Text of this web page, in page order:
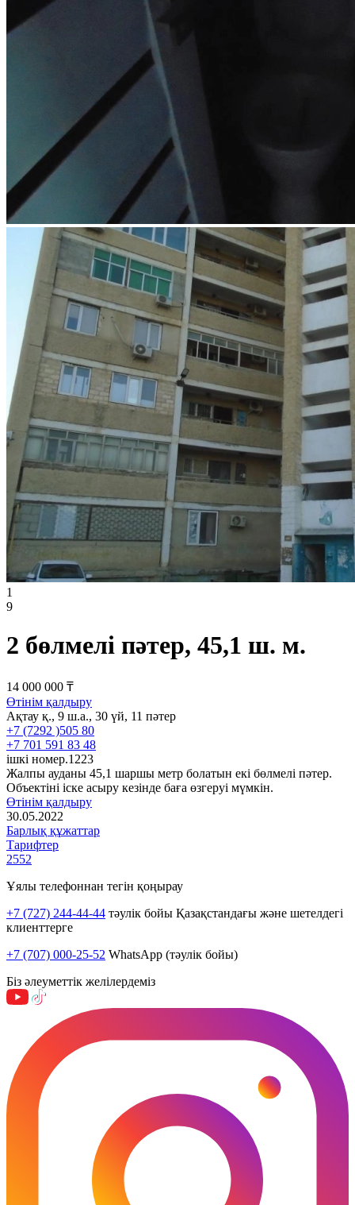
1
9
2 бөлмелі пәтер, 45,1 ш. м.
14 000 000 ₸
Өтінім қалдыру
Ақтау қ., 9 ш.а., 30 үй, 11 пәтер
+7 (7292 )505 80
+7 701 591 83 48
ішкі номер.1223
Жалпы ауданы 45,1 шаршы метр болатын екі бөлмелі пәтер.
Объектіні іске асыру кезінде баға өзгеруі мүмкін.
Өтінім қалдыру
30.05.2022
Барлық құжаттар
Тарифтер
2552
Ұялы телефоннан тегін қоңырау
+7 (727) 244-44-44 тәулік бойы Қазақстандағы және шетелдегі
клиенттерге
+7 (707) 000-25-52 WhatsApp (тәулік бойы)
Біз әлеуметтік желілердеміз